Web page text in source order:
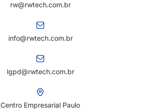
rw@rwtech.com.br
info@rwtech.com.br
lgpd@rwtech.com.br
Centro Empresarial Paulo